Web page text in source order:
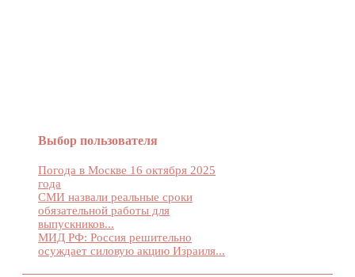
Выбор пользователя
Погода в Москве 16 октября 2025
года
СМИ назвали реальные сроки
обязательной работы для
выпускников...
МИД РФ: Россия решительно
осуждает силовую акцию Израиля...